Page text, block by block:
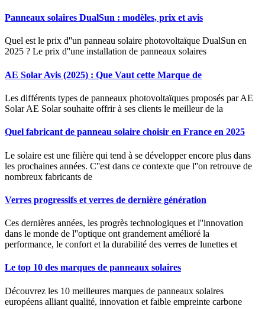
Panneaux solaires DualSun : modèles, prix et avis
Quel est le prix d''un panneau solaire photovoltaïque DualSun en
2025 ? Le prix d''une installation de panneaux solaires
AE Solar Avis (2025) : Que Vaut cette Marque de
Les différents types de panneaux photovoltaïques proposés par AE
Solar AE Solar souhaite offrir à ses clients le meilleur de la
Quel fabricant de panneau solaire choisir en France en 2025
Le solaire est une filière qui tend à se développer encore plus dans
les prochaines années. C''est dans ce contexte que l''on retrouve de
nombreux fabricants de
Verres progressifs et verres de dernière génération
Ces dernières années, les progrès technologiques et l''innovation
dans le monde de l''optique ont grandement amélioré la
performance, le confort et la durabilité des verres de lunettes et
Le top 10 des marques de panneaux solaires
Découvrez les 10 meilleures marques de panneaux solaires
européens alliant qualité, innovation et faible empreinte carbone